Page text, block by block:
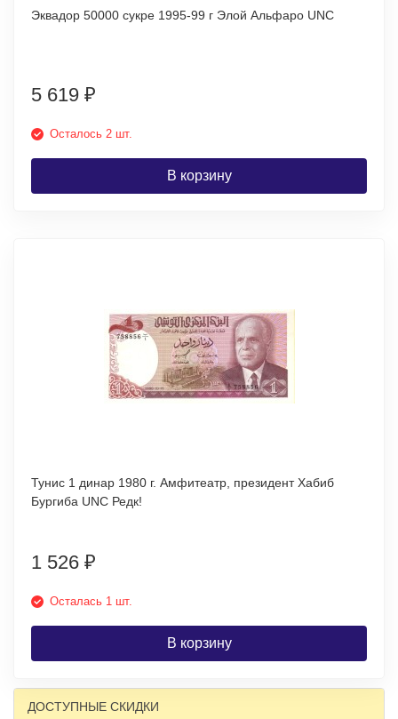
Эквадор 50000 сукре 1995-99 г Элой Альфаро UNC
5 619 ₽
Осталось 2 шт.
В корзину
Тунис 1 динар 1980 г. Амфитеатр, президент Хабиб
Бургиба UNC Редк!
1 526 ₽
Осталась 1 шт.
В корзину
ДОСТУПНЫЕ СКИДКИ